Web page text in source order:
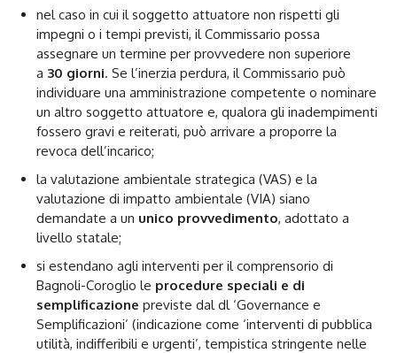
nel caso in cui il soggetto attuatore non rispetti gli
impegni o i tempi previsti, il Commissario possa
assegnare un termine per provvedere non superiore
a 30 giorni. Se l’inerzia perdura, il Commissario può
individuare una amministrazione competente o nominare
un altro soggetto attuatore e, qualora gli inadempimenti
fossero gravi e reiterati, può arrivare a proporre la
revoca dell’incarico;
la valutazione ambientale strategica (VAS) e la
valutazione di impatto ambientale (VIA) siano
demandate a un unico provvedimento, adottato a
livello statale;
si estendano agli interventi per il comprensorio di
Bagnoli-Coroglio le procedure speciali e di
semplificazione previste dal dl ‘Governance e
Semplificazioni’ (indicazione come ‘interventi di pubblica
utilità, indifferibili e urgenti’, tempistica stringente nelle